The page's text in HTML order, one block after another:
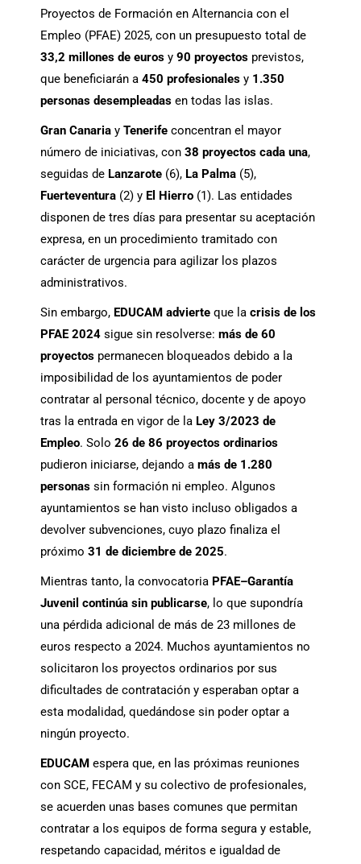
Proyectos de Formación en Alternancia con el
Empleo (PFAE) 2025, con un presupuesto total de
33,2 millones de euros y 90 proyectos previstos,
que beneficiarán a 450 profesionales y 1.350
personas desempleadas en todas las islas.
Gran Canaria y Tenerife concentran el mayor
número de iniciativas, con 38 proyectos cada una,
seguidas de Lanzarote (6), La Palma (5),
Fuerteventura (2) y El Hierro (1). Las entidades
disponen de tres días para presentar su aceptación
expresa, en un procedimiento tramitado con
carácter de urgencia para agilizar los plazos
administrativos.
Sin embargo, EDUCAM advierte que la crisis de los
PFAE 2024 sigue sin resolverse: más de 60
proyectos permanecen bloqueados debido a la
imposibilidad de los ayuntamientos de poder
contratar al personal técnico, docente y de apoyo
tras la entrada en vigor de la Ley 3/2023 de
Empleo. Solo 26 de 86 proyectos ordinarios
pudieron iniciarse, dejando a más de 1.280
personas sin formación ni empleo. Algunos
ayuntamientos se han visto incluso obligados a
devolver subvenciones, cuyo plazo finaliza el
próximo 31 de diciembre de 2025.
Mientras tanto, la convocatoria PFAE–Garantía
Juvenil continúa sin publicarse, lo que supondría
una pérdida adicional de más de 23 millones de
euros respecto a 2024. Muchos ayuntamientos no
solicitaron los proyectos ordinarios por sus
dificultades de contratación y esperaban optar a
esta modalidad, quedándose sin poder optar a
ningún proyecto.
EDUCAM espera que, en las próximas reuniones
con SCE, FECAM y su colectivo de profesionales,
se acuerden unas bases comunes que permitan
contratar a los equipos de forma segura y estable,
respetando capacidad, méritos e igualdad de